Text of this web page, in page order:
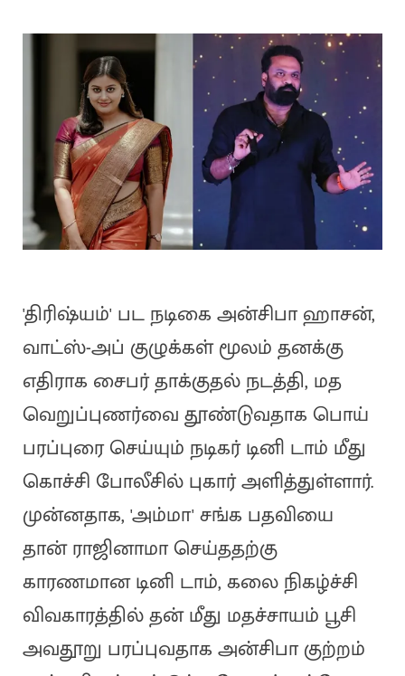
'திரிஷ்யம்' பட நடிகை அன்சிபா ஹாசன்,
வாட்ஸ்-அப் குழுக்கள் மூலம் தனக்கு
எதிராக சைபர் தாக்குதல் நடத்தி, மத
வெறுப்புணர்வை தூண்டுவதாக பொய்
பரப்புரை செய்யும் நடிகர் டினி டாம் மீது
கொச்சி போலீசில் புகார் அளித்துள்ளார்.
முன்னதாக, 'அம்மா' சங்க பதவியை
தான் ராஜினாமா செய்ததற்கு
காரணமான டினி டாம், கலை நிகழ்ச்சி
விவகாரத்தில் தன் மீது மதச்சாயம் பூசி
அவதூறு பரப்புவதாக அன்சிபா குற்றம்